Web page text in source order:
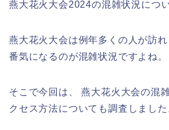
燕大花火大会2024の混雑状況につ
燕大花火大会は例年多くの人が訪
番気になるのが混雑状況ですよね。
そこで今回は、 燕大花火大会の混
クセス方法についても調査しました